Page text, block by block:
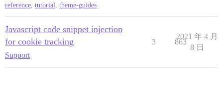
reference, tutorial, theme-guides
Javascript code snippet injection
for cookie tracking
Support
3 863
2021 年 4 月
8 日